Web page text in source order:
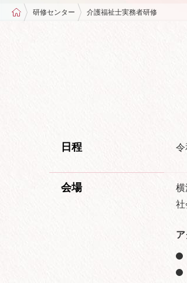
研修センター 介護福祉士実務者研修
日程 令
会場